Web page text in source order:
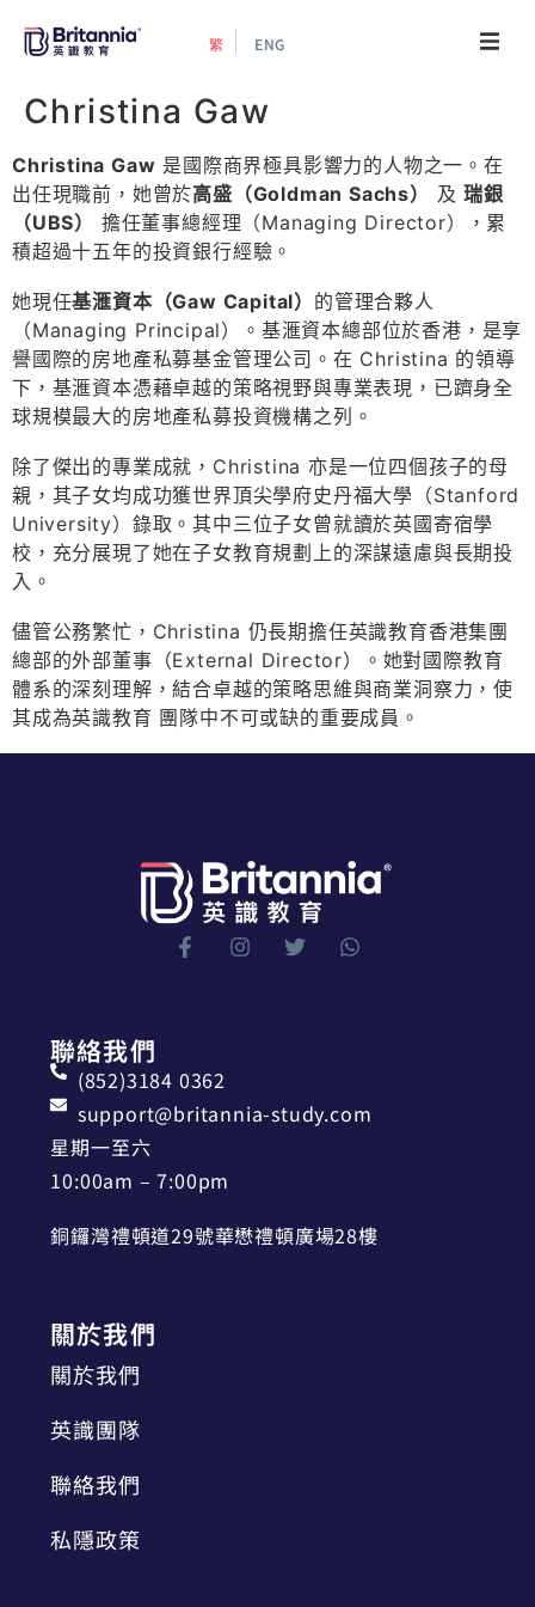
繁 ENG
關於我們
最新活動
升學指南
升學資訊
增值服務
Christina Gaw
Christina Gaw 是國際商界極具影響力的人物之一。在
出任現職前，她曾於高盛（Goldman Sachs） 及瑞銀
（UBS）
擔任董事總經理（Managing Director），累
積超過十五年的投資銀行經驗。
她現任基滙資本（Gaw Capital） 的管理合夥人
（Managing Principal）。基滙資本總部位於香港，是享
譽國際的房地產私募基金管理公司。在 Christina 的領導
下，基滙資本憑藉卓越的策略視野與專業表現，已躋身全
球規模最大的房地產私募投資機構之列。
除了傑出的專業成就，Christina 亦是一位四個孩子的母
親，其子女均成功獲世界頂尖學府史丹福大學（Stanford
University）錄取。其中三位子女曾就讀於英國寄宿學
校，充分展現了她在子女教育規劃上的深謀遠慮與長期投
入。
儘管公務繁忙，Christina 仍長期擔任英識教育香港集團
總部的外部董事（External Director）。她對國際教育
體系的深刻理解，結合卓越的策略思維與商業洞察力，使
其成為英識教育 團隊中不可或缺的重要成員。
聯絡我們
(852)3184 0362
support@britannia-study.com
星期一至六
10:00am – 7:00pm
銅鑼灣禮頓道29號華懋禮頓廣場28樓
關於我們
關於我們
英識團隊
聯絡我們
私隱政策